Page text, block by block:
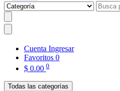
Cuenta Ingresar
Favoritos 0
$ 0.00 0
Todas las categorías